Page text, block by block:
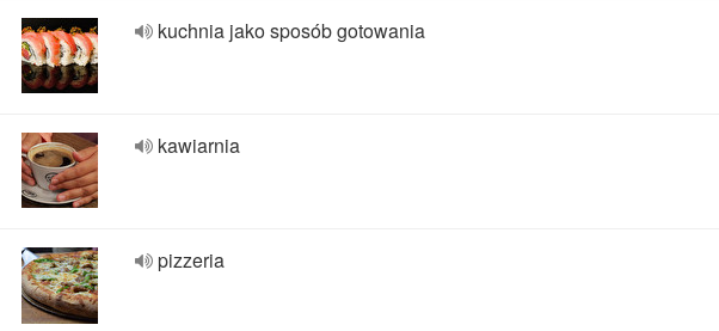
kuchnia jako sposób gotowania
kawiarnia
pizzeria